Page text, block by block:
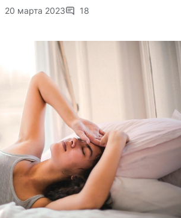
20 марта 2023 18